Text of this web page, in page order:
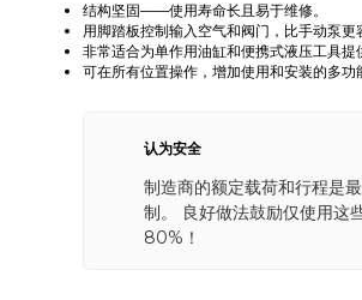
结构坚固——使用寿命长且易于维修。
用脚踏板控制输入空气和阀门，比手动泵更
非常适合为单作用油缸和便携式液压工具提
可在所有位置操作，增加使用和安装的多功
认为安全
制造商的额定载荷和行程是
制。 良好做法鼓励仅使用这
80%！